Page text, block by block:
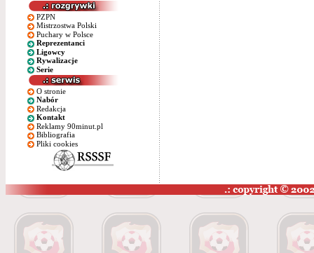
PZPN
Mistrzostwa Polski
Puchary w Polsce
Reprezentanci
Ligowcy
Rywalizacje
Serie
O stronie
Nabór
Redakcja
Kontakt
Reklamy 90minut.pl
Bibliografia
Pliki cookies